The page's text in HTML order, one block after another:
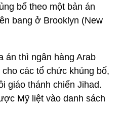
bố theo một bản án
bang ở Brooklyn (New
án thì ngân hàng Arab
các tổ chức khủng bố,
giáo thánh chiến Jihad.
Mỹ liệt vào danh sách